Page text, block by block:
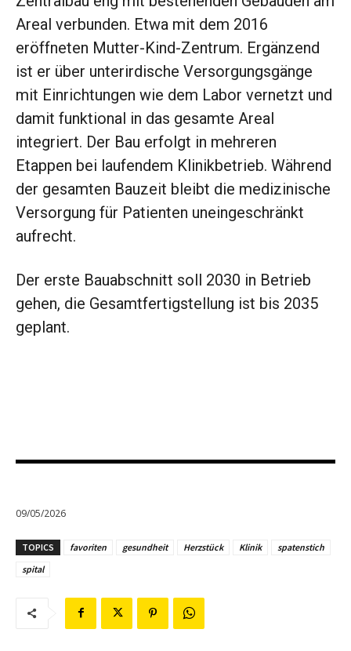
Areal verbunden. Etwa mit dem 2016
eröffneten Mutter-Kind-Zentrum. Ergänzend
ist er über unterirdische Versorgungsgänge
mit Einrichtungen wie dem Labor vernetzt und
damit funktional in das gesamte Areal
integriert. Der Bau erfolgt in mehreren
Etappen bei laufendem Klinikbetrieb. Während
der gesamten Bauzeit bleibt die medizinische
Versorgung für Patienten uneingeschränkt
aufrecht.
Der erste Bauabschnitt soll 2030 in Betrieb
gehen, die Gesamtfertigstellung ist bis 2035
geplant.
09/05/2026
TOPICS favoriten gesundheit Herzstück Klinik
spatenstich
spital